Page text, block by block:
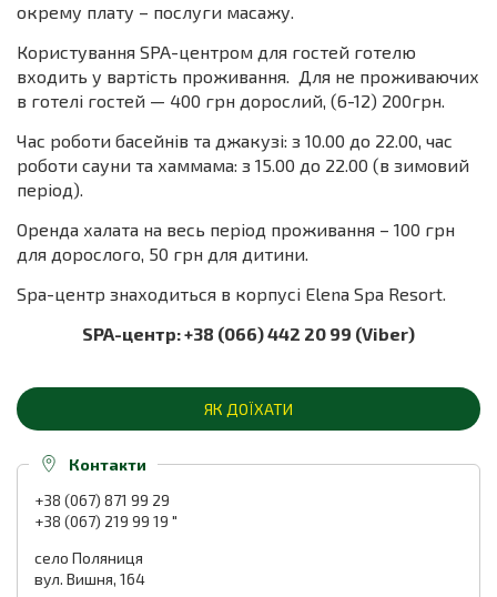
окрему плату – послуги масажу.
Користування SPA-центром для гостей готелю
входить у вартість проживання. Для не проживаючих
в готелі гостей — 400 грн дорослий, (6-12) 200грн.
Час роботи басейнів та джакузі: з 10.00 до 22.00, час
роботи сауни та хаммама: з 15.00 до 22.00 (в зимовий
період).
Оренда халата на весь період проживання – 100 грн
для дорослого, 50 грн для дитини.
Spa-центр знаходиться в корпусі Elena Spa Resort.
SPA-центр: +38 (066) 442 20 99 (Viber)
ЯК ДОЇХАТИ
Контакти
+38 (067) 871 99 29
+38 (067) 219 99 19 "
село Поляниця
вул. Вишня, 164